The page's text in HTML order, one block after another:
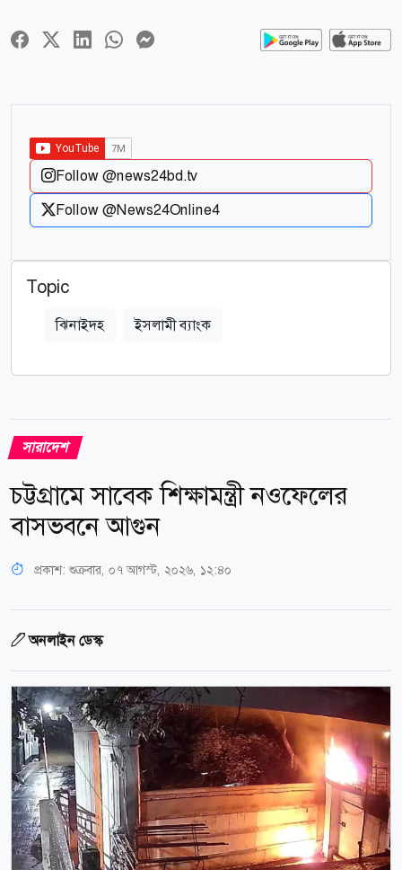
Follow @news24bd.tv
Follow @News24Online4
Topic
ঝিনাইদহ ইসলামী ব্যাংক
সারাদেশ
চট্টগ্রামে সাবেক শিক্ষামন্ত্রী নওফেলের
বাসভবনে আগুন
প্রকাশ: শুক্রবার, ০৭ আগস্ট, ২০২৬, ১২:৪০
অনলাইন ডেস্ক